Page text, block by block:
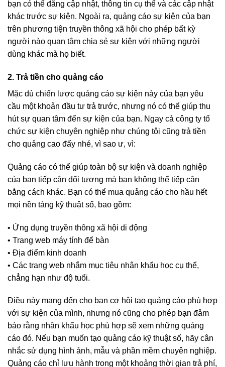
bạn có thể đăng cập nhật, thông tin cụ thể và các cập nhật
khác trước sự kiện. Ngoài ra, quảng cáo sự kiện của bạn
trên phương tiện truyền thông xã hội cho phép bất kỳ
người nào quan tâm chia sẻ sự kiện với những người
dùng khác mà họ biết.
2. Trả tiền cho quảng cáo
Mặc dù chiến lược quảng cáo sự kiện này của bạn yêu
cầu một khoản đầu tư trả trước, nhưng nó có thể giúp thu
hút sự quan tâm đến sự kiện của bạn. Ngay cả công ty tổ
chức sự kiện chuyên nghiệp như chúng tôi cũng trả tiền
cho quảng cao đấy nhé, vì sao ư, vì:
Quảng cáo có thể giúp toàn bộ sự kiện và doanh nghiệp
của bạn tiếp cận đối tượng mà bạn không thể tiếp cận
bằng cách khác. Bạn có thể mua quảng cáo cho hầu hết
mọi nền tảng kỹ thuật số, bao gồm:
• Ứng dụng truyền thông xã hội di động
• Trang web máy tính để bàn
• Địa điểm kinh doanh
• Các trang web nhắm mục tiêu nhân khẩu học cụ thể,
chẳng hạn như độ tuổi.
Điều này mang đến cho bạn cơ hội tạo quảng cáo phù hợp
với sự kiện của mình, nhưng nó cũng cho phép bạn đảm
bảo rằng nhân khẩu học phù hợp sẽ xem những quảng
cáo đó. Nếu bạn muốn tạo quảng cáo kỹ thuật số, hãy cân
nhắc sử dụng hình ảnh, mẫu và phần mềm chuyên nghiệp.
Quảng cáo chỉ lưu hành trong một khoảng thời gian trả phí,